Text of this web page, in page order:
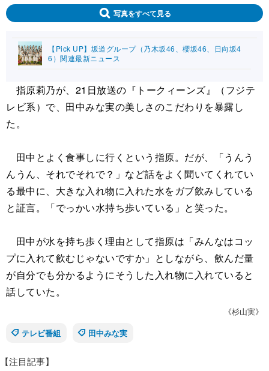
写真をすべて見る
【Pick UP】坂道グループ（乃木坂46、櫻坂46、日向坂4
6）関連最新ニュース
指原莉乃が、21日放送の『トークィーンズ』（フジテ
レビ系）で、田中みな実の美しさのこだわりを暴露し
た。
田中とよく食事しに行くという指原。だが、「うんう
んうん、それでそれで？」など話をよく聞いてくれてい
る最中に、大きな入れ物に入れた水をガブ飲みしている
と証言。「でっかい水持ち歩いている」と笑った。
田中が水を持ち歩く理由として指原は「みんなはコッ
プに入れて飲むじゃないですか」としながら、飲んだ量
が自分でも分かるようにそうした入れ物に入れていると
話していた。
《杉山実》
テレビ番組
田中みな実
【注目記事】